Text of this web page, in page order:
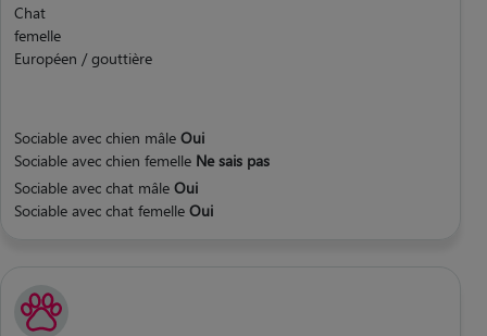
Chat
femelle
Européen / gouttière
Sociable avec chien mâle Oui
Sociable avec chien femelle Ne sais pas
Sociable avec chat mâle Oui
Sociable avec chat femelle Oui